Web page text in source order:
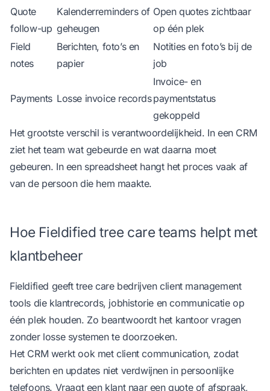
Quote
follow-up
Kalenderreminders of
geheugen
Open quotes zichtbaar
op één plek
Field
notes
Berichten, foto’s en
papier
Notities en foto’s bij de
job
Payments Losse invoice records
Invoice- en
paymentstatus
gekoppeld
Het grootste verschil is verantwoordelijkheid. In een CRM
ziet het team wat gebeurde en wat daarna moet
gebeuren. In een spreadsheet hangt het proces vaak af
van de persoon die hem maakte.
Hoe Fieldified tree care teams helpt met
klantbeheer
Fieldified geeft tree care bedrijvenclient management
tools die klantrecords, jobhistorie en communicatie op
één plek houden. Zo beantwoordt het kantoor vragen
zonder losse systemen te doorzoeken.
Het CRM werkt ook metclient communication, zodat
berichten en updates niet verdwijnen in persoonlijke
telefoons. Vraagt een klant naar een quote of afspraak,